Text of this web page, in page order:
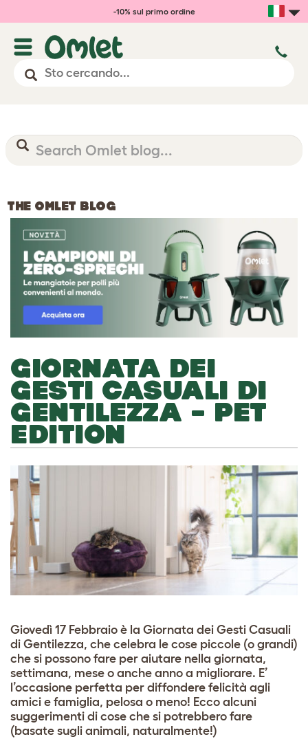
-10% sul primo ordine
THE OMLET BLOG
GIORNATA DEI
GESTI CASUALI DI
GENTILEZZA – PET
EDITION
Giovedì 17 Febbraio è la Giornata dei Gesti Casuali
di Gentilezza, che celebra le cose piccole (o grandi)
che si possono fare per aiutare nella giornata,
settimana, mese o anche anno a migliorare. E’
l’occasione perfetta per diffondere felicità agli
amici e famiglia, pelosa o meno! Ecco alcuni
suggerimenti di cose che si potrebbero fare
(basate sugli animali, naturalmente!)